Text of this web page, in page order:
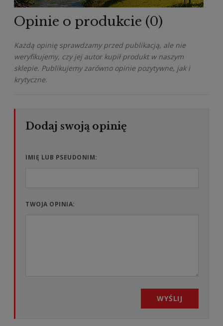
Opinie o produkcie (0)
Każdą opinię sprawdzamy przed publikacją, ale nie
weryfikujemy, czy jej autor kupił produkt w naszym
sklepie. Publikujemy zarówno opinie pozytywne, jak i
krytyczne.
IMIĘ LUB PSEUDONIM:
TWOJA OPINIA:
WYŚLIJ